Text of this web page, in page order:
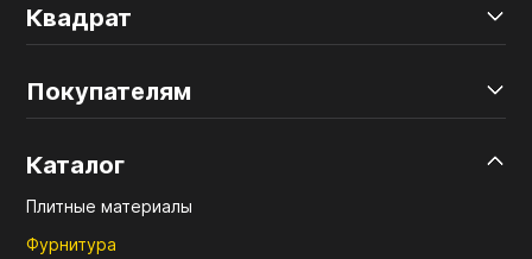
Квадрат
Покупателям
Каталог
Плитные материалы
Фурнитура